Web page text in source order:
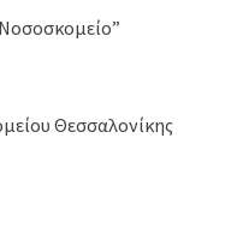
Θεσσαλονίκης